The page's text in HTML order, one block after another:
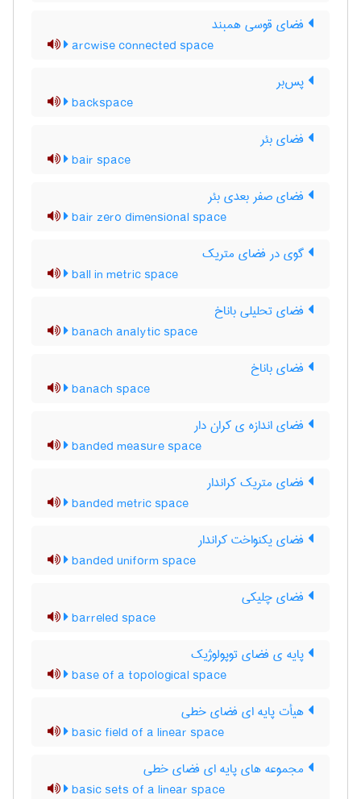
فضای قوسی همبند
arcwise connected space
پس‌بر
backspace
فضای بئر
bair space
فضای صفر بعدی بئر
bair zero dimensional space
گوی در فضای متریک
ball in metric space
فضای تحلیلی باناخ
banach analytic space
فضای باناخ
banach space
فضای اندازه ی کران دار
banded measure space
فضای متریک کراندار
banded metric space
فضای یکنواخت کراندار
banded uniform space
فضای چلیکی
barreled space
پایه ی فضای توپولوژیک
base of a topological space
هیأت پایه ای فضای خطی
basic field of a linear space
مجموعه های پایه ای فضای خطی
basic sets of a linear space